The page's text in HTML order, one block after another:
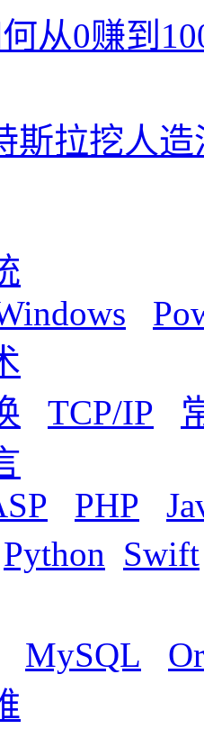
从0赚到
斯拉挖人造
TCP/IP
PHP
Python Swift
MySQL